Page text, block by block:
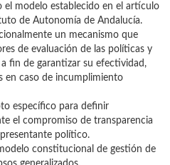
el modelo establecido en el artículo
de Autonomía de Andalucía.
un mecanismo que
de evaluación de las políticas y
fin de garantizar su efectividad,
en caso de incumplimiento
específico para definir
el compromiso de transparencia
político.
constitucional de gestión de